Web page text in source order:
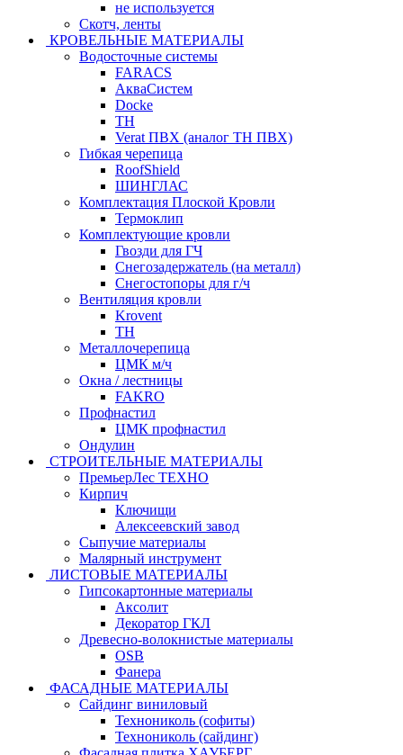
не используется
Скотч, ленты
КРОВЕЛЬНЫЕ МАТЕРИАЛЫ
Водосточные системы
FARACS
АкваСистем
Docke
ТН
Verat ПВХ (аналог ТН ПВХ)
Гибкая черепица
RoofShield
ШИНГЛАС
Комплектация Плоской Кровли
Термоклип
Комплектующие кровли
Гвозди для ГЧ
Снегозадержатель (на металл)
Снегостопоры для г/ч
Вентиляция кровли
Krovent
ТН
Металлочерепица
ЦМК м/ч
Окна / лестницы
FAKRO
Профнастил
ЦМК профнастил
Ондулин
СТРОИТЕЛЬНЫЕ МАТЕРИАЛЫ
ПремьерЛес ТЕХНО
Кирпич
Ключищи
Алексеевский завод
Сыпучие материалы
Малярный инструмент
ЛИСТОВЫЕ МАТЕРИАЛЫ
Гипсокартонные материалы
Аксолит
Декоратор ГКЛ
Древесно-волокнистые материалы
OSB
Фанера
ФАСАДНЫЕ МАТЕРИАЛЫ
Сайдинг виниловый
Технониколь (софиты)
Технониколь (сайдинг)